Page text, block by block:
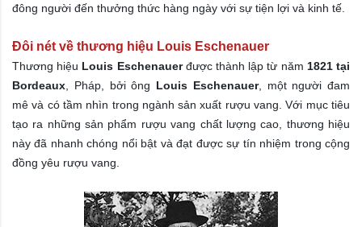
đông người đến thưởng thức hàng ngày với sự tiện lợi và kinh tế.
Đôi nét về thương hiệu Louis Eschenauer
Thương hiệu Louis Eschenauerđược thành lập từ năm 1821 tại
Bordeaux , Pháp, bởi ông Louis Eschenauer, một người đam
mê và có tầm nhìn trong ngành sản xuất rượu vang. Với mục tiêu
tạo ra những sản phẩm rượu vang chất lượng cao, thương hiệu
này đã nhanh chóng nổi bật và đạt được sự tín nhiệm trong cộng
đồng yêu rượu vang.